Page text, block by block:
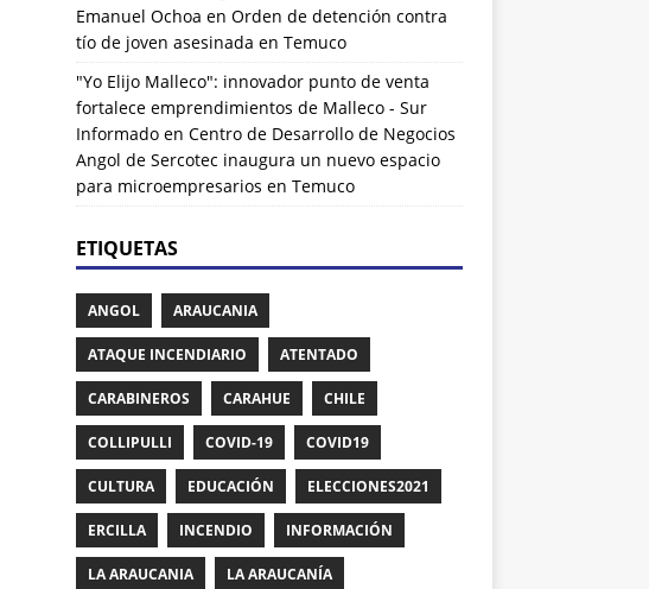
Emanuel Ochoa en Orden de detención contra
tío de joven asesinada en Temuco
"Yo Elijo Malleco": innovador punto de venta
fortalece emprendimientos de Malleco - Sur
Informadoen Centro de Desarrollo de Negocios
Angol de Sercotec inaugura un nuevo espacio
para microempresarios en Temuco
ETIQUETAS
ANGOL ARAUCANIA
ATAQUE INCENDIARIO ATENTADO
CARABINEROS CARAHUE CHILE
COLLIPULLI COVID-19 COVID19
CULTURA EDUCACIÓN ELECCIONES2021
ERCILLA INCENDIO INFORMACIÓN
LA ARAUCANIA LA ARAUCANÍA